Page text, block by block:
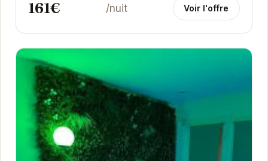
161€ /nuit Voir l'offre